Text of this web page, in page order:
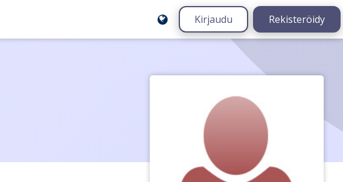
Kirjaudu Rekisteröidy